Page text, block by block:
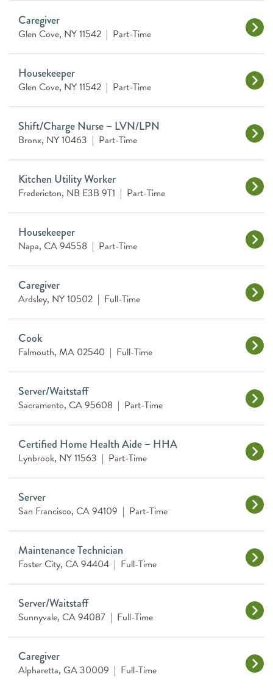
Caregiver
Glen Cove, NY 11542 | Part-Time
Housekeeper
Glen Cove, NY 11542 | Part-Time
Shift/Charge Nurse – LVN/LPN
Bronx, NY 10463 | Part-Time
Kitchen Utility Worker
Fredericton, NB E3B 9T1 | Part-Time
Housekeeper
Napa, CA 94558 | Part-Time
Caregiver
Ardsley, NY 10502 | Full-Time
Cook
Falmouth, MA 02540 | Full-Time
Server/Waitstaff
Sacramento, CA 95608 | Part-Time
Certified Home Health Aide – HHA
Lynbrook, NY 11563 | Part-Time
Server
San Francisco, CA 94109 | Part-Time
Maintenance Technician
Foster City, CA 94404 | Full-Time
Server/Waitstaff
Sunnyvale, CA 94087 | Full-Time
Caregiver
Alpharetta, GA 30009 | Full-Time